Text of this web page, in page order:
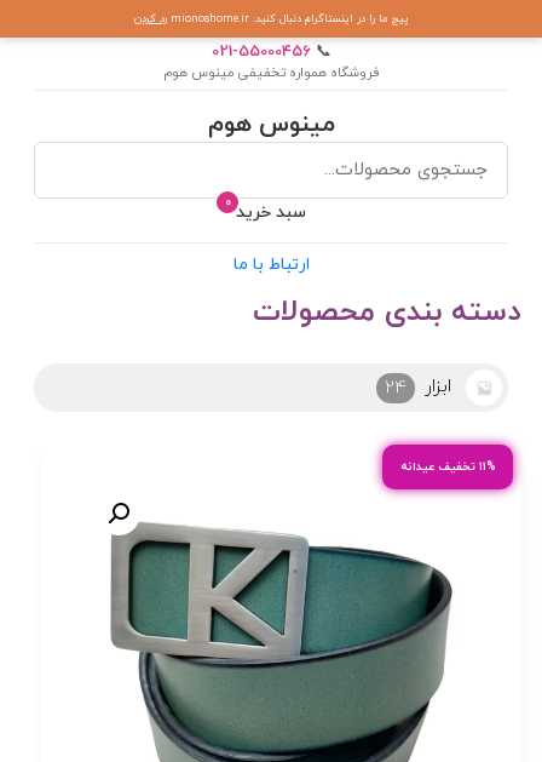
پیج ما را در اینستاگرام دنبال کنید: mionoshome.ir رد کردن
📞
021-55000456
فروشگاه همواره تخفیفی مینوس هوم
مینوس هوم
0 سبد خرید
ارتباط با ما
دسته بندی محصولات
ابزار 24
۱۱% تخفیف عیدانه